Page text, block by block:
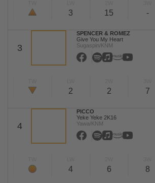
3 15 -
3
SPENCER & ROMEZ
Give You My Heart
Sugaspin/KNM
2 2 7
4
PICCO
Yeke Yeke 2K16
Yawa/KNM
4 6 8